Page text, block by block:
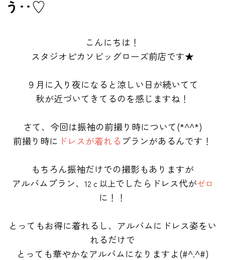
う‥♡
こんにちは！
スタジオピカソビッグローズ前店です★
９月に入り夜になると涼しい日が続いてて
秋が近づいてきてるのを感じますね！
さて、今回は振袖の前撮り時について(*^^*)
前撮り時に ドレスが着れる プランがあるんです！
もちろん振袖だけでの撮影もありますが
アルバムプラン、 12ｃ以上でしたらドレス代がゼロ
に！！
とってもお得に着れるし、アルバムにドレス姿をい
れるだけで
とっても華やかなアルバムになりますよ(#^.^#)